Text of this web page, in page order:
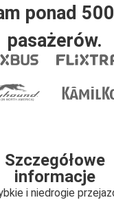
ponad
pasażerów.
Szczegółowe
informacje
i niedrogie